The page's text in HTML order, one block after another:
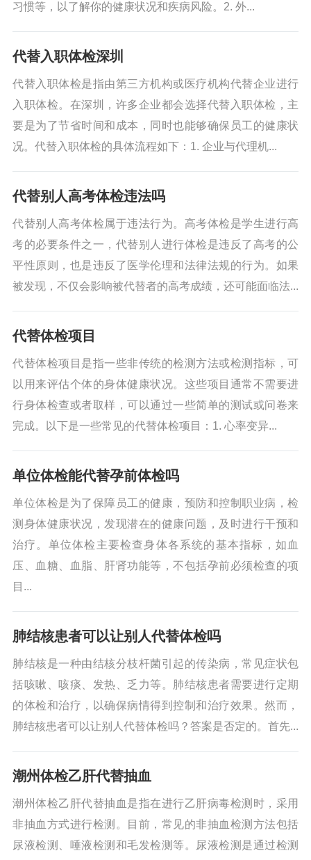
习惯等，以了解你的健康状况和疾病风险。2. 外...
代替入职体检深圳
代替入职体检是指由第三方机构或医疗机构代替企业进行
入职体检。在深圳，许多企业都会选择代替入职体检，主
要是为了节省时间和成本，同时也能够确保员工的健康状
况。代替入职体检的具体流程如下：1. 企业与代理机...
代替别人高考体检违法吗
代替别人高考体检属于违法行为。高考体检是学生进行高
考的必要条件之一，代替别人进行体检是违反了高考的公
平性原则，也是违反了医学伦理和法律法规的行为。如果
被发现，不仅会影响被代替者的高考成绩，还可能面临法...
代替体检项目
代替体检项目是指一些非传统的检测方法或检测指标，可
以用来评估个体的身体健康状况。这些项目通常不需要进
行身体检查或者取样，可以通过一些简单的测试或问卷来
完成。以下是一些常见的代替体检项目：1. 心率变异...
单位体检能代替孕前体检吗
单位体检是为了保障员工的健康，预防和控制职业病，检
测身体健康状况，发现潜在的健康问题，及时进行干预和
治疗。单位体检主要检查身体各系统的基本指标，如血
压、血糖、血脂、肝肾功能等，不包括孕前必须检查的项
目...
肺结核患者可以让别人代替体检吗
肺结核是一种由结核分枝杆菌引起的传染病，常见症状包
括咳嗽、咳痰、发热、乏力等。肺结核患者需要进行定期
的体检和治疗，以确保病情得到控制和治疗效果。然而，
肺结核患者可以让别人代替体检吗？答案是否定的。首先...
潮州体检乙肝代替抽血
潮州体检乙肝代替抽血是指在进行乙肝病毒检测时，采用
非抽血方式进行检测。目前，常见的非抽血检测方法包括
尿液检测、唾液检测和毛发检测等。尿液检测是通过检测